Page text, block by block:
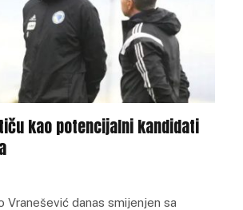
kao potencijalni kandidati
Vranešević danas smijenjen sa